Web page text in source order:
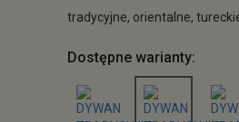
tradycyjne, orientalne,
Dostępne warianty: